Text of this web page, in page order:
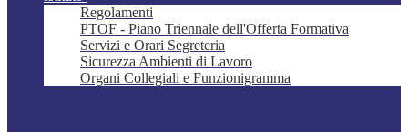
Regolamenti
PTOF - Piano Triennale dell'Offerta Formativa
Servizi e Orari Segreteria
Sicurezza Ambienti di Lavoro
Organi Collegiali e Funzionigramma